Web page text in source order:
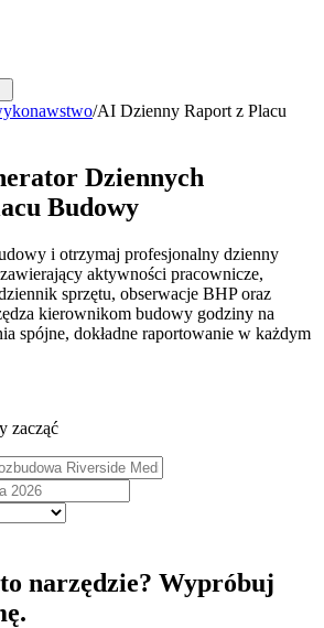
/AI Dzienny Raport z Placu
Dziennych
Budowy
i otrzymaj profesjonalny dzienny
aktywności pracownicze,
sprzętu, obserwacje BHP oraz
kierownikom budowy godziny na
spójne, dokładne raportowanie w każdym
zacząć
narzędzie? Wypróbuj